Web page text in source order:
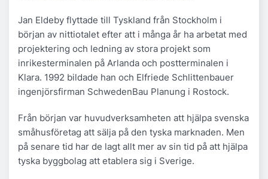
Jan Eldeby flyttade till Tyskland från Stockholm i
början av nittiotalet efter att i många år ha arbetat med
projektering och ledning av stora projekt som
inrikesterminalen på Arlanda och postterminalen i
Klara. 1992 bildade han och Elfriede Schlittenbauer
ingenjörsfirman SchwedenBau Planung i Rostock.
Från början var huvudverksamheten att hjälpa svenska
småhusföretag att sälja på den tyska marknaden. Men
på senare tid har de lagt allt mer av sin tid på att hjälpa
tyska byggbolag att etablera sig i Sverige.